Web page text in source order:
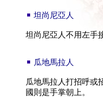
坦尚尼亞人
坦尚尼亞人不用左手
瓜地馬拉人
瓜地馬拉人打招呼或
國則是手掌朝上。